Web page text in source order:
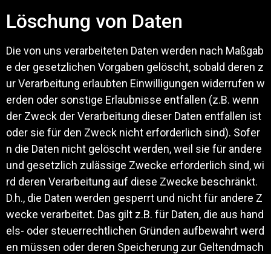
Löschung von Daten
Die von uns verarbeiteten Daten werden nach Maßgab
e der gesetzlichen Vorgaben gelöscht, sobald deren z
ur Verarbeitung erlaubten Einwilligungen widerrufen w
erden oder sonstige Erlaubnisse entfallen (z.B. wenn
der Zweck der Verarbeitung dieser Daten entfallen ist
oder sie für den Zweck nicht erforderlich sind). Sofer
n die Daten nicht gelöscht werden, weil sie für andere
und gesetzlich zulässige Zwecke erforderlich sind, wi
rd deren Verarbeitung auf diese Zwecke beschränkt.
D.h., die Daten werden gesperrt und nicht für andere Z
wecke verarbeitet. Das gilt z.B. für Daten, die aus hand
els- oder steuerrechtlichen Gründen aufbewahrt werd
en müssen oder deren Speicherung zur Geltendmach